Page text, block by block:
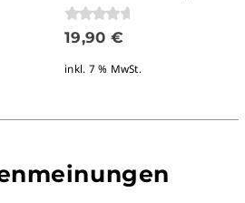
0von 5
19,90 €
inkl. 7 % MwSt.